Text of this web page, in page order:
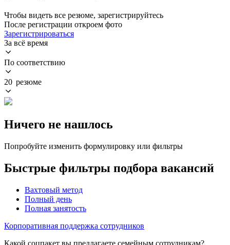
Чтобы видеть все резюме, зарегистрируйтесь
После регистрации откроем фото
Зарегистрироваться
За всё время
По соответствию
20 резюме
Ничего не нашлось
Попробуйте изменить формулировку или фильтры
Быстрые фильтры подбора вакансий
Вахтовый метод
Полный день
Полная занятость
Корпоративная поддержка сотрудников
Какой соцпакет вы предлагаете семейным сотрудникам?